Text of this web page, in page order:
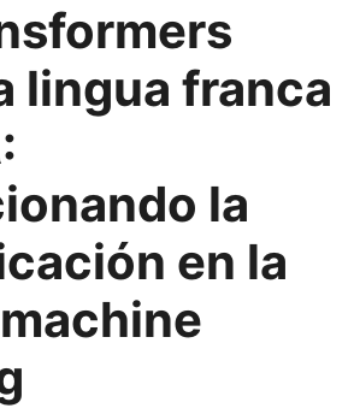
lingua franca
la
en la